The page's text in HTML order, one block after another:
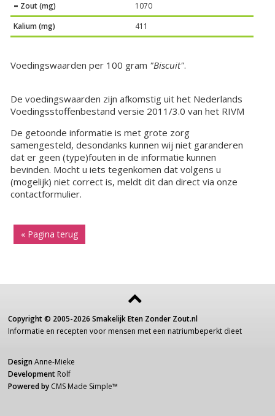
= Zout (mg)
1070
Kalium (mg)
411
Voedingswaarden per 100 gram "Biscuit".
De voedingswaarden zijn afkomstig uit het Nederlands
Voedingsstoffenbestand versie 2011/3.0 van het RIVM
De getoonde informatie is met grote zorg
samengesteld, desondanks kunnen wij niet garanderen
dat er geen (type)fouten in de informatie kunnen
bevinden. Mocht u iets tegenkomen dat volgens u
(mogelijk) niet correct is, meldt dit dan direct via onze
contactformulier.
« Pagina terug
Copyright © 2005-2026 Smakelijk Eten Zonder Zout.nl
Informatie en recepten voor mensen met een natriumbeperkt dieet
Design Anne-Mieke
Development Rolf
Powered by CMS Made Simple™